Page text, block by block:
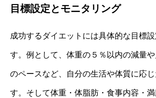
目標設定とモニタリング
成功するダイエットには具体的な目標
す。例として、体重の５％以内の減量
のペースなど、自分の生活や体質に応
す。そして体重・体脂肪・食事内容・